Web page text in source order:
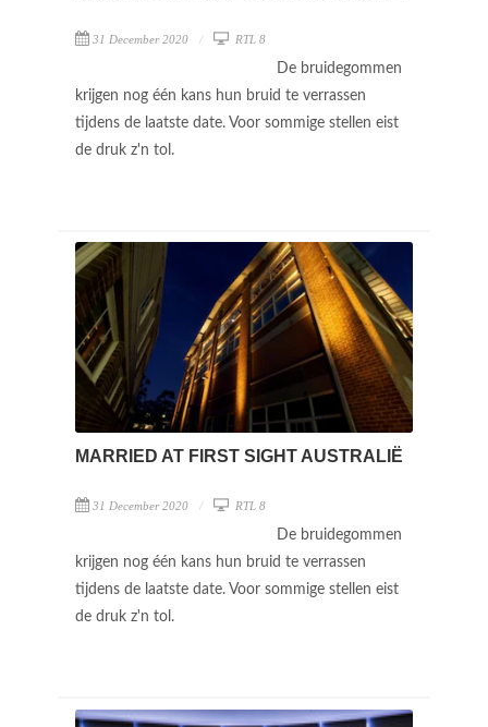
31 December 2020 RTL 8
De bruidegommen
krijgen nog één kans hun bruid te verrassen
tijdens de laatste date. Voor sommige stellen eist
de druk z'n tol.
MARRIED AT FIRST SIGHT AUSTRALIË
31 December 2020 RTL 8
De bruidegommen
krijgen nog één kans hun bruid te verrassen
tijdens de laatste date. Voor sommige stellen eist
de druk z'n tol.